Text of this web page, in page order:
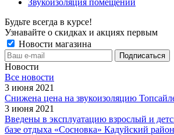
Будьте всегда в курсе!
Узнавайте о скидках и акциях первым
Новости магазина
Новости
Все новости
3 июня 2021
Снижена цена на звукоизоляцию
3 июня 2021
Введены в эксплуатацию взрослый и
базе отдыха «Сосновка» Кадуйский